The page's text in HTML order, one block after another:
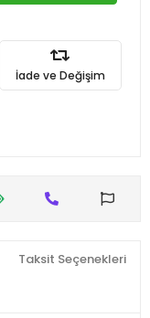
İade ve Değişim
Taksit Seçenekleri